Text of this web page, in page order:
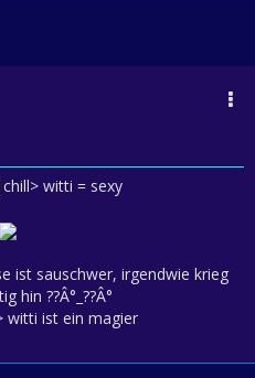
witti = sexy
ist sauschwer, irgendwie krieg
hin ??Â°_??Â°
witti ist ein magier